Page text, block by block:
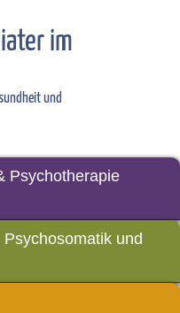
im
und
Psychotherapie
und